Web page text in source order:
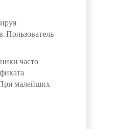
Пользователь
часто
При малейших